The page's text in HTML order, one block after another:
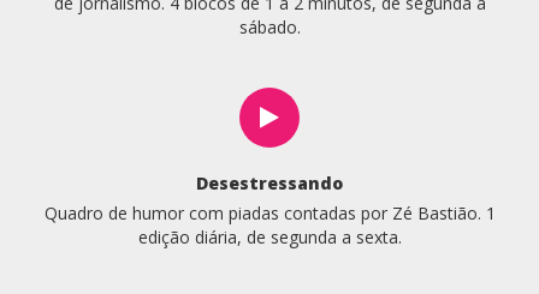
sábado.
Desestressando
Quadro de humor com piadas contadas por Zé Bastião. 1
edição diária, de segunda a sexta.